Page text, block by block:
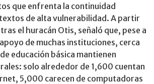
que enfrenta la continuidad
de alta vulnerabilidad. A partir
el huracán Otis, señaló que, pese a
de muchas instituciones, cerca
educación básica mantienen
solo alrededor de 1,600 cuentan
5,000 carecen de computadoras